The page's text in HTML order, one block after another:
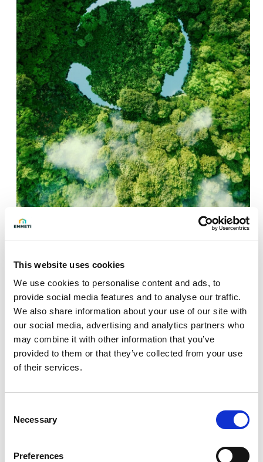
This website uses cookies
We use cookies to personalise content and ads, to
provide social media features and to analyse our traffic.
We also share information about your use of our site with
our social media, advertising and analytics partners who
may combine it with other information that you’ve
provided to them or that they’ve collected from your use
of their services.
Selection
Necessary
Preferences
5. Circularidad y fin de vida del
producto
Adoptamos los principios del diseño circular en todos
nuestros productos con el objetivo de añadir un valor
sostenible y duradero.
Invertimos constantemente en el desarrollo de nuevas
maximizar la recuperación de recursos al final de su vida